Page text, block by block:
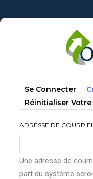
au
Onglets
principaux
Se Connecter
Réinitialiser
ADRESSE DE COURRIEL
Une adresse de
part du système